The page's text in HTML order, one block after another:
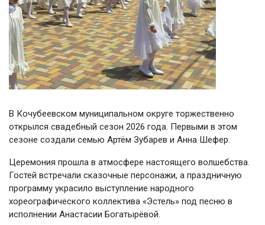
‍В Кочубеевском муниципальном округе торжественно
открылся свадебный сезон 2026 года. Первыми в этом
сезоне создали семью Артём Зубарев и Анна Шефер.
Церемония прошла в атмосфере настоящего волшебства.
Гостей встречали сказочные персонажи, а праздничную
программу украсило выступление народного
хореографического коллектива «Эстель» под песню в
исполнении Анастасии Богатырёвой.